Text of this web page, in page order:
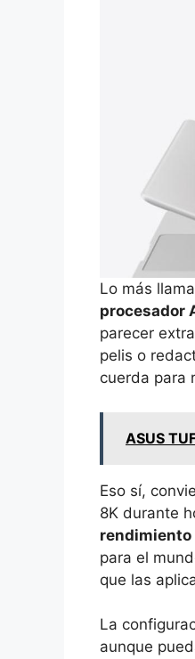
Lo más
procesador
parecer
pelis o
cuerda para
ASUS
Eso sí,
8K durante
rendimiento
para el
que las
La
aunque